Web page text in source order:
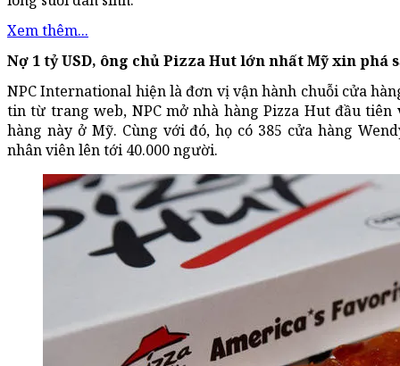
Xem thêm...
Nợ 1 tỷ USD, ông chủ Pizza Hut lớn nhất Mỹ xin phá
NPC International hiện là đơn vị vận hành chuỗi cửa
tin từ trang web, NPC mở nhà hàng Pizza Hut đầu tiên
hàng này ở Mỹ. Cùng với đó, họ có 385 cửa hàng
nhân viên lên tới 40.000 người.